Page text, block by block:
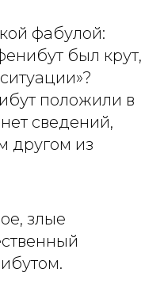
фабулой:
был крут,
положили в
сведений,
другом из
злые